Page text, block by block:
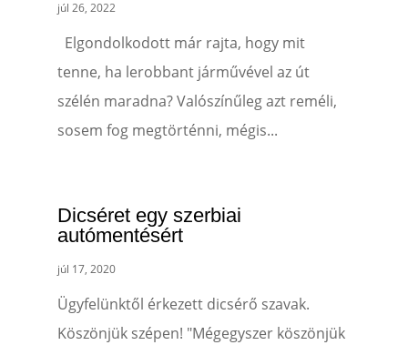
júl 26, 2022
Elgondolkodott már rajta, hogy mit
tenne, ha lerobbant járművével az út
szélén maradna? Valószínűleg azt reméli,
sosem fog megtörténni, mégis...
Dicséret egy szerbiai
autómentésért
júl 17, 2020
Ügyfelünktől érkezett dicsérő szavak.
Köszönjük szépen! "Mégegyszer köszönjük